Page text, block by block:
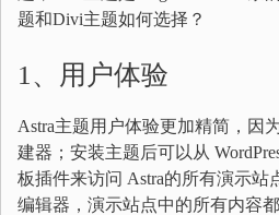
题和Divi主题如何选择？
1、用户体验
Astra主题用户体验更加精简，因
建器；安装主题后可以从
板插件来访问 Astra的所有演示站
编辑器，演示站点中的所有内容